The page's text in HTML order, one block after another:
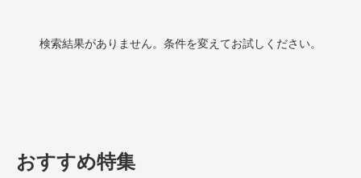
検索結果がありません。条件を変えてお試しください。
おすすめ特集